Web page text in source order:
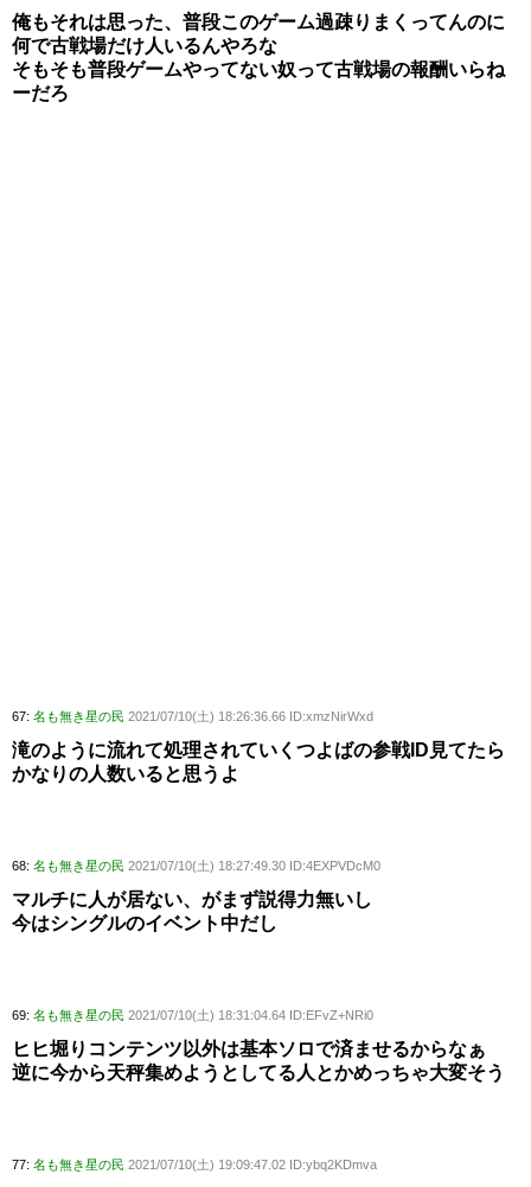
俺もそれは思った、普段このゲーム過疎りまくってんのに
何で古戦場だけ人いるんやろな
そもそも普段ゲームやってない奴って古戦場の報酬いらね
ーだろ
67: 名も無き星の民 2021/07/10(土) 18:26:36.66 ID:xmzNirWxd
滝のように流れて処理されていくつよばの参戦ID見てたら
かなりの人数いると思うよ
68: 名も無き星の民 2021/07/10(土) 18:27:49.30 ID:4EXPVDcM0
マルチに人が居ない、がまず説得力無いし
今はシングルのイベント中だし
69: 名も無き星の民 2021/07/10(土) 18:31:04.64 ID:EFvZ+NRi0
ヒヒ堀りコンテンツ以外は基本ソロで済ませるからなぁ
逆に今から天秤集めようとしてる人とかめっちゃ大変そう
77: 名も無き星の民 2021/07/10(土) 19:09:47.02 ID:ybq2KDmva